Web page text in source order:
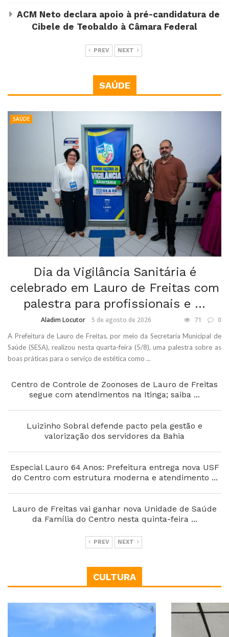
ACM Neto declara apoio à pré-candidatura de
Cibele de Teobaldo à Câmara Federal
PREV NEXT
SAÚDE
SAÚDE
Dia da Vigilância Sanitária é
celebrado em Lauro de Freitas com
palestra para profissionais e ...
Aladim Locutor 5 de agosto de 2026 71 0
A Prefeitura de Lauro de Freitas, por meio da Secretaria Municipal de
Saúde (SESA), realizou nesta quarta-feira (5/8), uma palestra sobre as
boas práticas para o serviço de estética como ...
Centro de Controle de Zoonoses de Lauro de Freitas
segue com atendimentos na Itinga; saiba ...
Luizinho Sobral defende pacto pela gestão e
valorização dos servidores da Bahia
Especial Lauro 64 Anos: Prefeitura entrega nova USF
do Centro com estrutura moderna e atendimento ...
Lauro de Freitas vai ganhar nova Unidade de Saúde
da Família do Centro nesta quinta-feira ...
PREV NEXT
CULTURA